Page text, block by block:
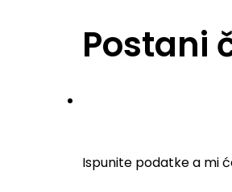
Postani
Ispunite podatke a mi